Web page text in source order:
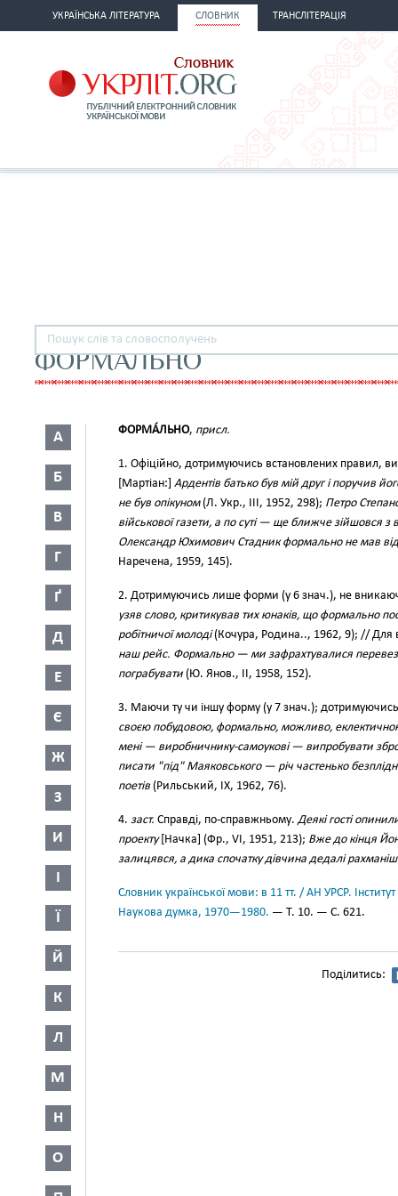
УКРАЇНСЬКА ЛІТЕРАТУРА СЛОВНИК ТРАНСЛІТЕРАЦІЯ
ФОРМАЛЬНО
А
Б
В
Г
Ґ
Д
Е
Є
Ж
З
И
І
Ї
Й
К
Л
М
Н
О
ФОРМА́ЛЬНО, присл.
1. Офіційно, дотримуючись встановлених правил,
[Мартіан:] Ардентів батько був мій друг і поручив
не був опікуном(Л. Укр., III, 1952, 298); Петро
військової газети, а по суті — ще ближче зійшовся з
Олександр Юхимович Стадник формально не мав
Наречена, 1959, 145).
2. Дотримуючись лише форми (у 6 знач.), не
узяв слово, критикував тих юнаків, що формально
робітничої молоді(Кочура, Родина.., 1962, 9); // Для
наш рейс. Формально — ми зафрахтувалися
пограбувати (Ю. Янов., II, 1958, 152).
3. Маючи ту чи іншу форму (у 7 знач.); дотримуючись
своєю побудовою, формально, можливо,
мені — виробничнику-самоукові — випробувати
писати "під" Маяковського — річ частенько
поетів (Рильський, IX, 1962, 76).
4. заст. Справді, по-справжньому.Деякі гості
проекту[Начка] (Фр., VI, 1951, 213); Вже до кінця
залицявся, а дика спочатку дівчина дедалі
Словник української мови: в 11 тт. / АН УРСР.
Наукова думка, 1970—1980. — Т. 10. — С. 621.
Поділитись: